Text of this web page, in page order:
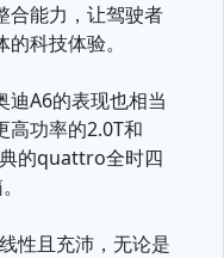
合能力，让驾驶者
科技体验。
迪A6的表现也相当
高功率的2.0T和
的quattro全时四
性且充沛，无论是